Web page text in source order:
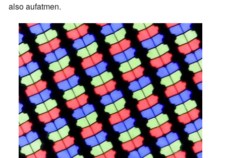
also aufatmen.